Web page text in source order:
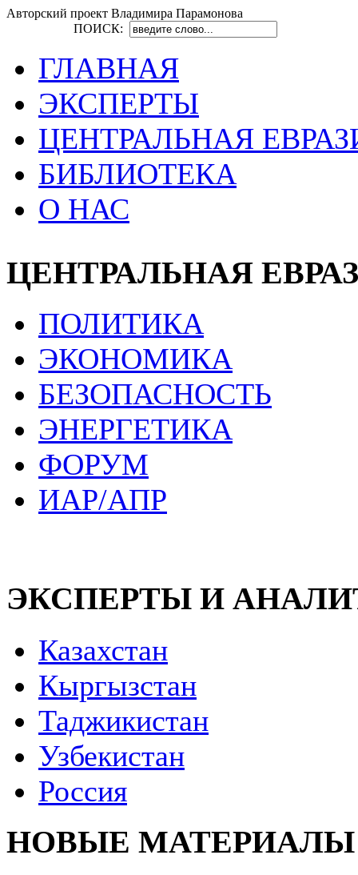
Авторский проект Владимира Парамонова
ПОИСК:
ГЛАВНАЯ
ЭКСПЕРТЫ
ЦЕНТРАЛЬНАЯ
БИБЛИОТЕКА
О НАС
ЦЕНТРАЛЬНАЯ
ПОЛИТИКА
ЭКОНОМИКА
БЕЗОПАСНОСТЬ
ЭНЕРГЕТИКА
ФОРУМ
ИАР/АПР
ЭКСПЕРТЫ И
Казахстан
Кыргызстан
Таджикистан
Узбекистан
Россия
НОВЫЕ МАТЕРИАЛЫ